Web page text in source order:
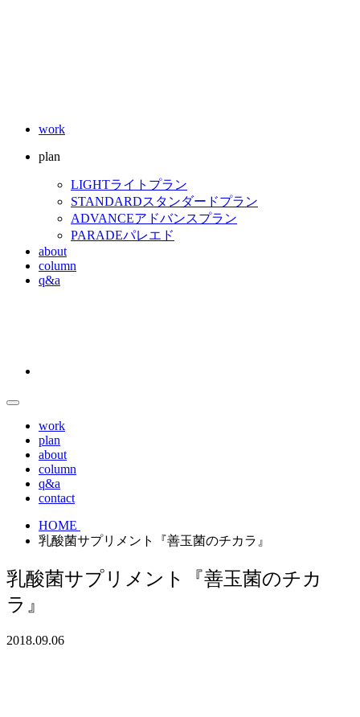
work
plan
LIGHTライトプラン
STANDARDスタンダードプラン
ADVANCEアドバンスプラン
PARADEパレエド
about
column
q&a
work
plan
about
column
q&a
contact
HOME
乳酸菌サプリメント『善玉菌のチカラ』
乳酸菌サプリメント『善玉菌のチカ
ラ』
2018.09.06